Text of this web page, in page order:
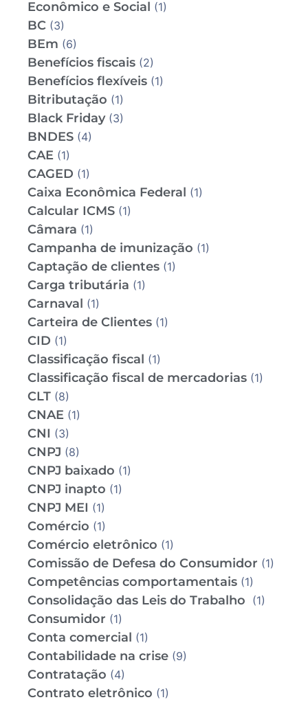
Econômico e Social (1)
BC (3)
BEm (6)
Benefícios fiscais (2)
Benefícios flexíveis (1)
Bitributação (1)
Black Friday(3)
BNDES (4)
CAE (1)
CAGED (1)
Caixa Econômica Federal (1)
Calcular ICMS (1)
Câmara (1)
Campanha de imunização (1)
Captação de clientes (1)
Carga tributária (1)
Carnaval (1)
Carteira de Clientes (1)
CID (1)
Classificação fiscal (1)
Classificação fiscal de mercadorias (1)
CLT (8)
CNAE (1)
CNI (3)
CNPJ (8)
CNPJ baixado (1)
CNPJ inapto (1)
CNPJ MEI (1)
Comércio (1)
Comércio eletrônico (1)
Comissão de Defesa do Consumidor (1)
Competências comportamentais (1)
Consolidação das Leis do Trabalho (1)
Consumidor (1)
Conta comercial (1)
Contabilidade na crise (9)
Contratação (4)
Contrato eletrônico (1)